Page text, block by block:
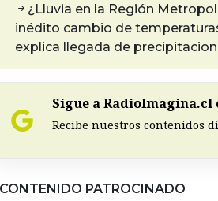
¿Lluvia en la Región
inédito cambio de
explica llegada de
Sigue a RadioImagina.cl
Recibe nuestros contenidos
CONTENIDO PATROCINADO